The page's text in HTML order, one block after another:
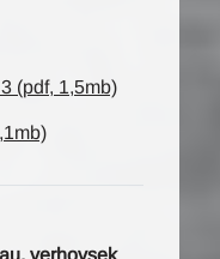
(pdf, 1,5mb)
verhovsek